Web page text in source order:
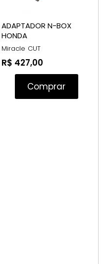
ADAPTADOR N-BOX
HONDA
Miracle CUT
R$ 427,00
Comprar